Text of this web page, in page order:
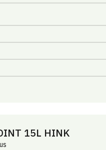
15L HINK